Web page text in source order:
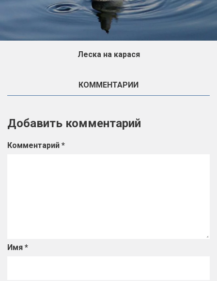
Леска на карася
КОММЕНТАРИИ
Добавить комментарий
Комментарий *
Имя *